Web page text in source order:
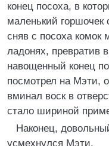
конец посоха, в
маленький
сняв с посоха комок
ладонях, превратив
навощенный конец
посмотрел на Мэти,
вминал воск в
стало шириной
Наконец,
усмехнулся Мэти.